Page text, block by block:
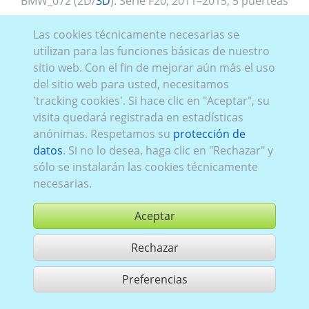
comprar
compartir 1 aciertos
Utilización de acuerdo con las condiciones generales de contrato,
Las cookies técnicamente necesarias se
utilizan para las funciones básicas de nuestro
sitio web. Con el fin de mejorar aún más el uso
del sitio web para usted, necesitamos
'tracking cookies'. Si hace clic en "Aceptar", su
visita quedará registrada en estadísticas
anónimas. Respetamos su protección de
datos. Si no lo desea, haga clic en "Rechazar" y
sólo se instalarán las cookies técnicamente
necesarias.
Aceptar
Rechazar
Preferencias